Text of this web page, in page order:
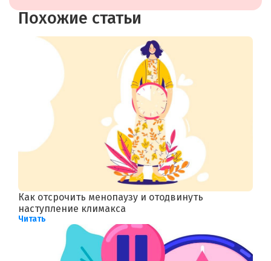
Похожие статьи
Как отсрочить менопаузу и отодвинуть
наступление климакса
Читать